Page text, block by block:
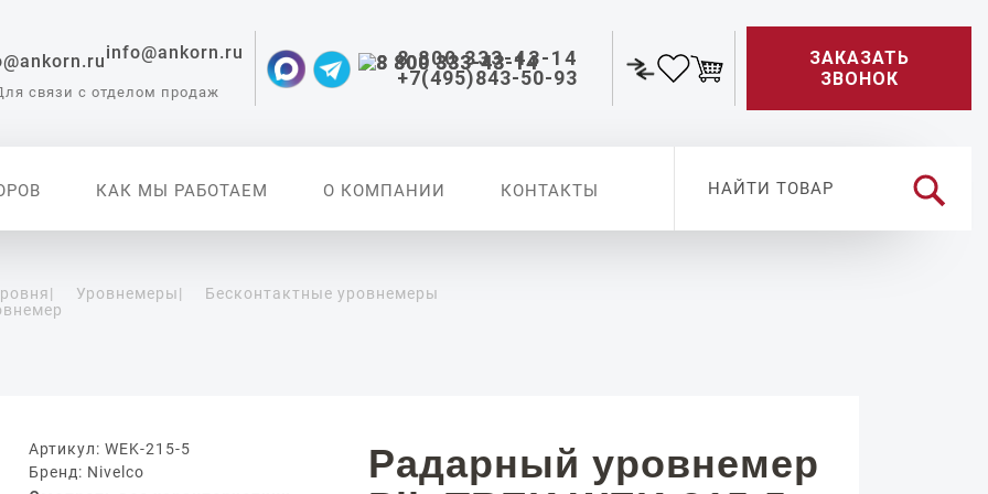
info@ankorn.ru
связи с отделом продаж
8 800 333-43-14
+7(495)843-50-93
ЗАКАЗАТЬ
ЗВОНОК
КАК МЫ РАБОТАЕМ О КОМПАНИИ КОНТАКТЫ
для
| Уровнемеры|
Бесконтактные уровнемеры
Артикул: WEK-215-5
Бренд: Nivelco
Радарный уровнемер